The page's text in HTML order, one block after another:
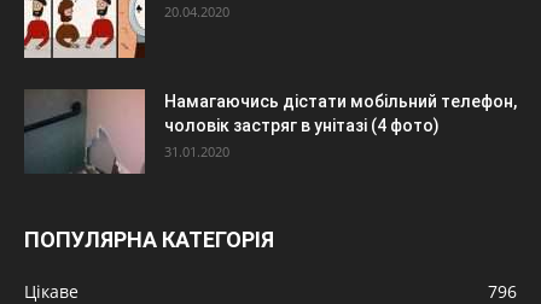
20.04.2020
Намагаючись дістати мобільний телефон,
чоловік застряг в унітазі (4 фото)
31.01.2020
ПОПУЛЯРНА КАТЕГОРІЯ
Цікаве
796